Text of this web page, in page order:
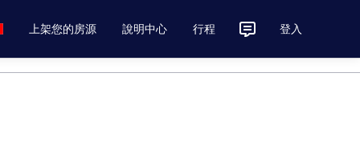
上架您的房源 說明中心 行程 登入